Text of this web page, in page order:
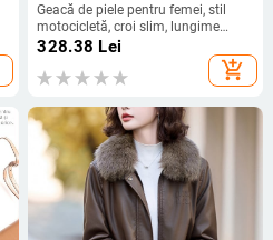
Geacă de piele pentru femei, stil
motocicletă, croi slim, lungime
scurtă, PU imitatie piele, închidere
328.38 Lei
add_shopping_cart